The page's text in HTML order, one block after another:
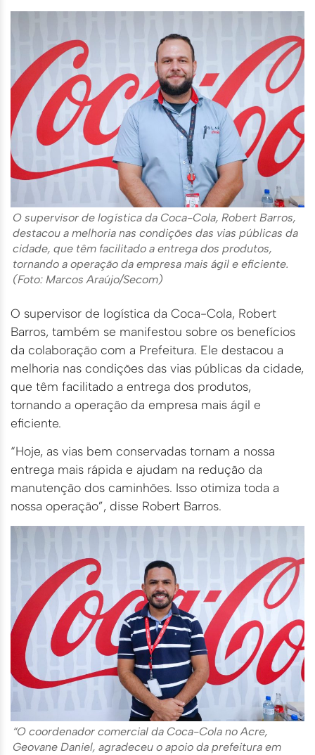
O supervisor de logística da Coca-Cola, Robert Barros,
destacou a melhoria nas condições das vias públicas da
cidade, que têm facilitado a entrega dos produtos,
tornando a operação da empresa mais ágil e eficiente.
(Foto: Marcos Araújo/Secom)
O supervisor de logística da Coca-Cola, Robert
Barros, também se manifestou sobre os benefícios
da colaboração com a Prefeitura. Ele destacou a
melhoria nas condições das vias públicas da cidade,
que têm facilitado a entrega dos produtos,
tornando a operação da empresa mais ágil e
eficiente.
“Hoje, as vias bem conservadas tornam a nossa
entrega mais rápida e ajudam na redução da
manutenção dos caminhões. Isso otimiza toda a
nossa operação”, disse Robert Barros.
“O coordenador comercial da Coca-Cola no Acre,
Geovane Daniel, agradeceu o apoio da prefeitura em